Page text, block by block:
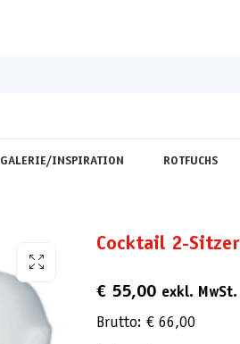
GALERIE/INSPIRATION ROTFUCHS
Cocktail 2-Sitzer
€ 55,00 exkl. MwSt.
Brutto: € 66,00